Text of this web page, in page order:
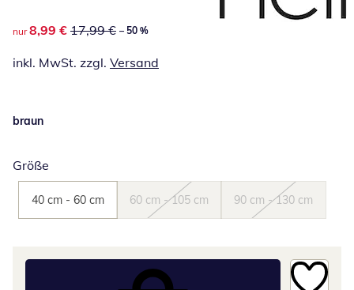
reduzierter Preis 8,99 €, vorheriger Preis: 17,99 €
nur 8,99 € 17,99 € – 50 %
inkl. MwSt. zzgl. Versand
braun
Größe
40 cm - 60 cm 60 cm - 105 cm 90 cm - 130 cm